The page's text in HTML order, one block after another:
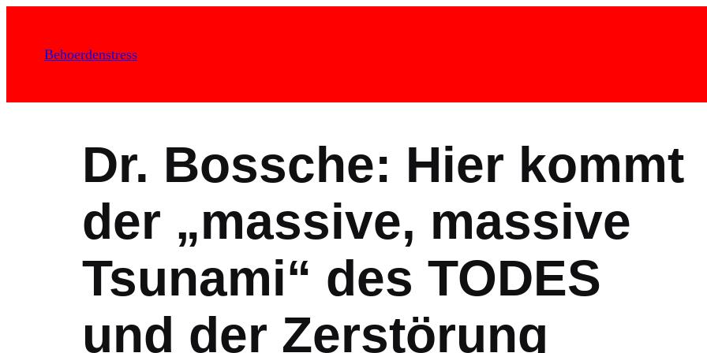
springenBehoerdenstress
Dr. Bossche: Hier kommt
der „massive, massive
Tsunami“ des TODES
und der Zerstörung